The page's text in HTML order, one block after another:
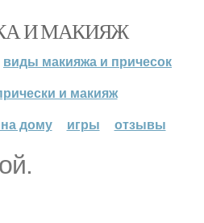
И МАКИЯЖ
виды макияжа и причесок
и макияж
дому
игры отзывы